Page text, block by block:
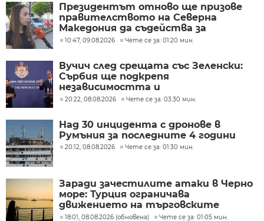
Президентът отново ще призове
правителството на Северна
Македония да съдейства за
лечението на Ива Михайлова
10:47, 09.08.2026 Чете се за: 01:20 мин.
Вучич след срещата със Зеленски:
Сърбия ще подкрепя
независимостта и
териториалната цялост на
20:22, 08.08.2026 Чете се за: 03:30 мин.
Над 30 инцидента с дронове в
Румъния за последните 4 години
20:12, 08.08.2026 Чете се за: 01:30 мин.
Заради зачестилите атаки в Черно
море: Турция ограничава
движението на търговските
кораби
18:01, 08.08.2026 (обновена) Чете се за: 01:05 мин.